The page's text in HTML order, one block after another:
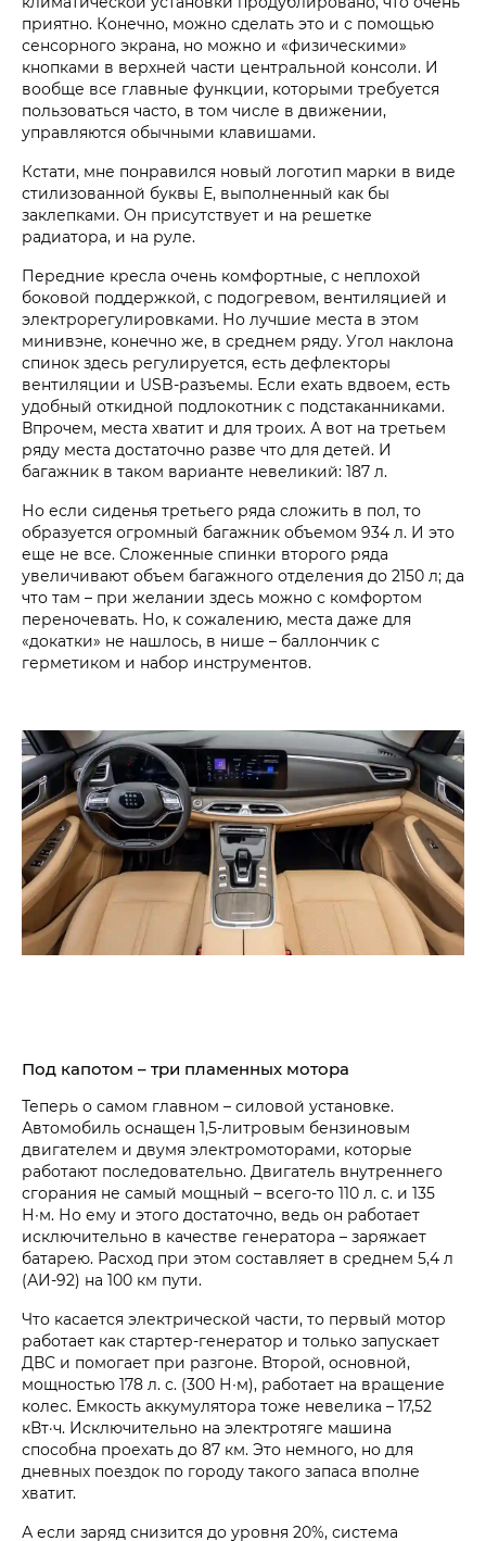
приятно. Конечно, можно сделать это и с помощью
сенсорного экрана, но можно и «физическими»
кнопками в верхней части центральной консоли. И
вообще все главные функции, которыми требуется
пользоваться часто, в том числе в движении,
управляются обычными клавишами.
Кстати, мне понравился новый логотип марки в виде
стилизованной буквы Е, выполненный как бы
заклепками. Он присутствует и на решетке
радиатора, и на руле.
Передние кресла очень комфортные, с неплохой
боковой поддержкой, с подогревом, вентиляцией и
электрорегулировками. Но лучшие места в этом
минивэне, конечно же, в среднем ряду. Угол наклона
спинок здесь регулируется, есть дефлекторы
вентиляции и USB-разъемы. Если ехать вдвоем, есть
удобный откидной подлокотник с подстаканниками.
Впрочем, места хватит и для троих. А вот на третьем
ряду места достаточно разве что для детей. И
багажник в таком варианте невеликий: 187 л.
Но если сиденья третьего ряда сложить в пол, то
образуется огромный багажник объемом 934 л. И это
еще не все. Сложенные спинки второго ряда
увеличивают объем багажного отделения до 2150 л; да
что там – при желании здесь можно с комфортом
переночевать. Но, к сожалению, места даже для
«докатки» не нашлось, в нише – баллончик с
герметиком и набор инструментов.
Под капотом – три пламенных мотора
Теперь о самом главном – силовой установке.
Автомобиль оснащен 1,5-литровым бензиновым
двигателем и двумя электромоторами, которые
работают последовательно. Двигатель внутреннего
сгорания не самый мощный – всего-то 110 л. с. и 135
Н∙м. Но ему и этого достаточно, ведь он работает
исключительно в качестве генератора – заряжает
батарею. Расход при этом составляет в среднем 5,4 л
(АИ-92) на 100 км пути.
Что касается электрической части, то первый мотор
работает как стартер-генератор и только запускает
ДВС и помогает при разгоне. Второй, основной,
мощностью 178 л. с. (300 Н∙м), работает на вращение
колес. Емкость аккумулятора тоже невелика – 17,52
кВт·ч. Исключительно на электротяге машина
способна проехать до 87 км. Это немного, но для
дневных поездок по городу такого запаса вполне
хватит.
А если заряд снизится до уровня 20%, система